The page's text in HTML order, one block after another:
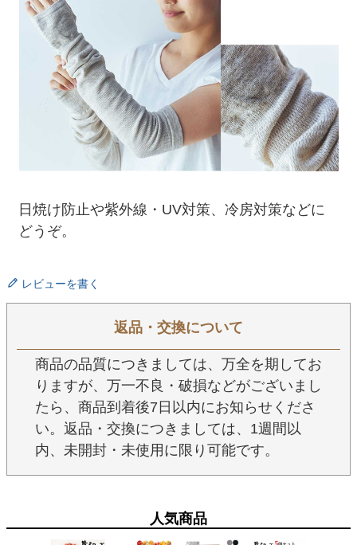
日焼け防止や紫外線・UV対策、冷房対策などに
どうぞ。
レビューを書く
返品・交換について
商品の品質につきましては、万全を期してお
りますが、万一不良・破損などがございまし
たら、商品到着後7日以内にお知らせくださ
い。返品・交換につきましては、1週間以
内、未開封・未使用に限り可能です。
人気商品